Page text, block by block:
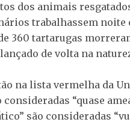
dos animais
trabalhassem noite
360 tartarugas
de volta na
na lista vermelha da
“quase
são consideradas